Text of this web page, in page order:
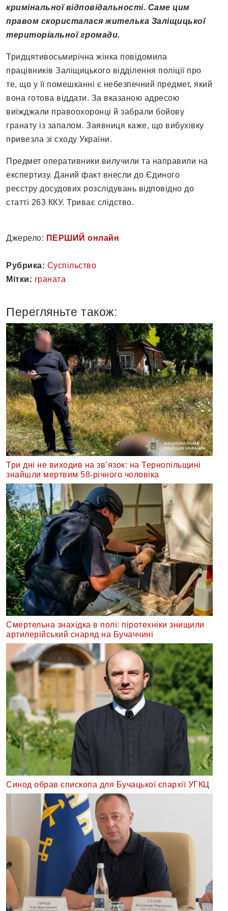
кримінальної відповідальності. Саме цим
правом скористалася жителька Заліщицької
територіальної громади.
Тридцятивосьмирічна жінка повідомила
працівників Заліщицького відділення поліції про
те, що у її помешканні є небезпечний предмет, який
вона готова віддати. За вказаною адресою
виїжджали правоохоронці й забрали бойову
гранату із запалом. Заявниця каже, що вибухівку
привезла зі сходу України.
Предмет оперативники вилучили та направили на
експертизу. Даний факт внесли до Єдиного
реєстру досудових розслідувань відповідно до
статті 263 ККУ. Триває слідство.
Джерело: ПЕРШИЙ онлайн
Рубрика: Суспільство
Мітки: граната
Перегляньте також:
Три дні не виходив на зв’язок: на Тернопільщині
знайшли мертвим 58-річного чоловіка
Смертельна знахідка в полі: піротехніки знищили
артилерійський снаряд на Бучаччині
Синод обрав єпископа для Бучацької єпархії УГКЦ